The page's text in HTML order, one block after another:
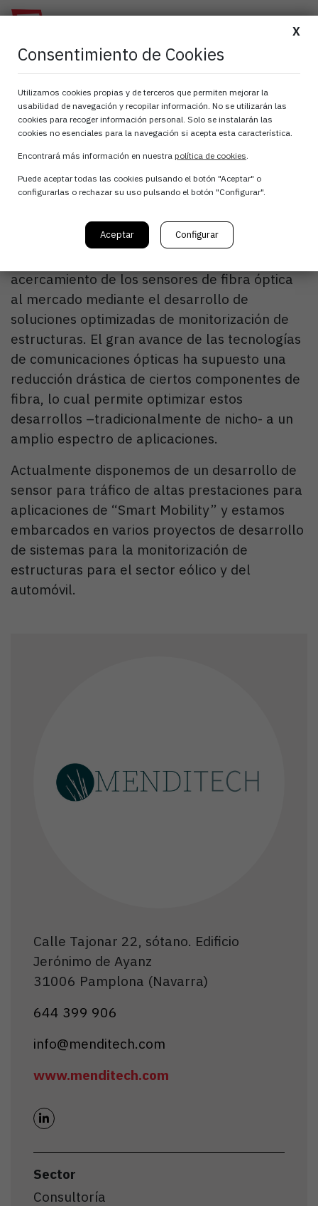
MendiTech Sensores
de Fibra Óptica
Universidad Pública de Navarra que realiza la
los sensores de fibra óptica.
acercamiento de los sensores de fibra óptica
al mercado mediante el desarrollo de
soluciones optimizadas de monitorización de
estructuras. El gran avance de las tecnologías
de comunicaciones ópticas ha supuesto una
reducción drástica de ciertos componentes de
fibra, lo cual permite optimizar estos
desarrollos –tradicionalmente de nicho- a un
amplio espectro de aplicaciones.
Actualmente disponemos de un desarrollo de
sensor para tráfico de altas prestaciones para
aplicaciones de “Smart Mobility” y estamos
embarcados en varios proyectos de desarrollo
de sistemas para la monitorización de
estructuras para el sector eólico y del
automóvil.
Calle Tajonar 22, sótano. Edificio
Jerónimo de Ayanz
31006 Pamplona (Navarra)
644 399 906
info@menditech.com
www.menditech.com
Sector
Consultoría
X
Consentimiento de Cookies
Utilizamos cookies propias y de terceros que permiten mejorar la
usabilidad de navegación y recopilar información. No se utilizarán las
cookies para recoger información personal. Solo se instalarán las
cookies no esenciales para la navegación si acepta esta característica.
Encontrará más información en nuestra política de cookies.
Puede aceptar todas las cookies pulsando el botón "Aceptar" o
configurarlas o rechazar su uso pulsando el botón "Configurar".
Aceptar Configurar